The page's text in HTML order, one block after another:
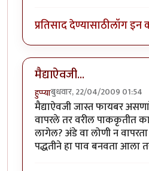
प्रतिसाद देण्यासाठीलॉग इन
मैद्याऐवजी...
हुप्प्याबुधवार, 22/04/2009 01:54
मैद्याऐवजी जास्त फायबर
वापरले तर वरील पाककृतीत
लागेल? अंडे वा लोणी न
पद्धतीने हा पाव बनवता